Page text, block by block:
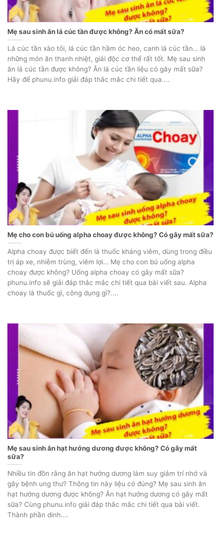
Mẹ sau sinh ăn lá cúc tần được không? Ăn có mất sữa?
Lá cúc tần xào tỏi, lá cúc tần hầm óc heo, canh lá cúc tần… là
những món ăn thanh nhiệt, giải độc cơ thể rất tốt. Mẹ sau sinh
ăn lá cúc tần được không? Ăn lá cúc tần liệu có gây mất sữa?
Hãy để phunu.info giải đáp thắc mắc chi tiết qua....
Mẹ cho con bú uống alpha choay được không? Có gây mất sữa?
Alpha choay được biết đến là thuốc kháng viêm, dùng trong điều
trị áp xe, nhiễm trùng, viêm lợi… Mẹ cho con bú uống alpha
choay được không? Uống alpha choay có gây mất sữa?
phunu.info sẽ giải đáp thắc mắc chi tiết qua bài viết sau. Alpha
choay là thuốc gì, công dụng gì?....
Mẹ sau sinh ăn hạt hướng dương được không? Có gây mất
sữa?
Nhiều tin đồn rằng ăn hạt hướng dương làm suy giảm trí nhớ và
gây bệnh ung thư? Thông tin này liệu có đúng? Mẹ sau sinh ăn
hạt hướng dương được không? Ăn hạt hướng dương có gây mất
sữa? Cùng phunu.info giải đáp thắc mắc chi tiết qua bài viết.
Thành phần dinh....